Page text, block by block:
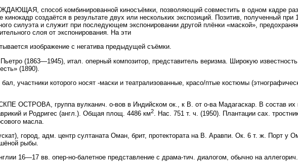
способ комбинированной киносъёмки, позволяющий совместить в одном кадре
кинокадр создаётся в результате двух или нескольких экспозиций. Позитив, полученный
силуэта и служит при последующем экспонировании другой плёнки «маской»,
слоя от экспонирования. На эти
изображение с негатива предыдущей съёмки.
(1863—1945), итал. оперный композитор, представитель веризма. Широкую известность
(1890).
участники которого носят -маски и театрализованные, красо/птые костюмы
ОСТРОВА, группа вулканич. о-вов в Индийском ок., к В. от о-ва Мадагаскар. В состав
и Родригес (англ.). Общая площ. 4486 км2. Нас. 751 т. ч. (1950). Плантации сах.
масла.
город, адм. центр султаната Оман, брит, протектората на В. Аравпи. Ок. 6 т. ж. Порт у
рыбы.
16—17 вв. опер-но-балетное представление с драма-тич. диалогом, обычно на